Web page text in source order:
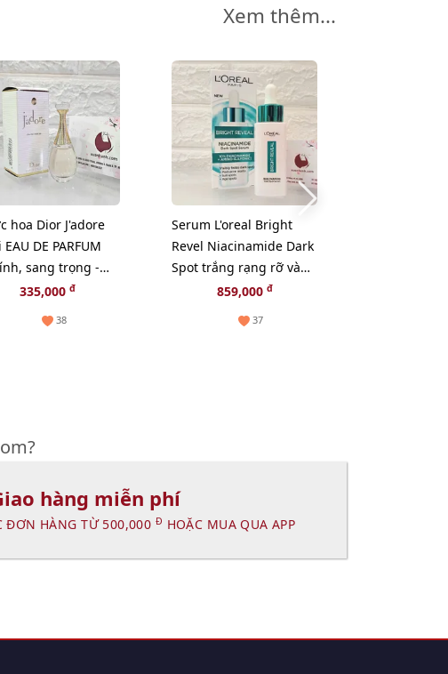
Xem thêm...
hoa Dior J'adore
DE PARFUM
sang trọng -
5ml.335,000đ
38
Serum L'oreal Bright
Revel Niacinamide Dark
Spot trắng rạng rỡ và
giảm sạm nám, 30ml
859,000 đ
37
hàng miễn phí
ĐƠN HÀNG TỪ 500,000 Đ HOẶC MUA QUA APP